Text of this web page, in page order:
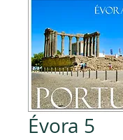
Évora 5